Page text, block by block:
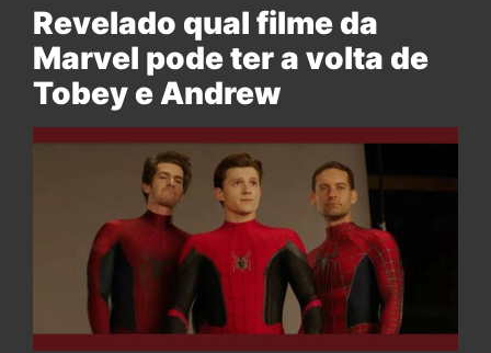
Revelado qual filme da
Marvel pode ter a volta de
Tobey e Andrew